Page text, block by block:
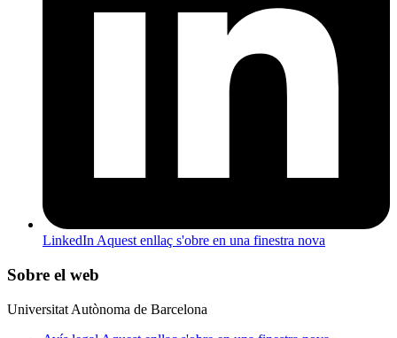
LinkedInAquest enllaç s'obre en una finestra nova
Sobre el web
Universitat Autònoma de Barcelona